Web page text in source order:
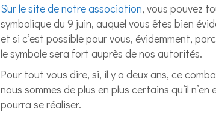
Sur le site de notre association, vous pouvez
symbolique du 9 juin, auquel vous êtes bien
et si c’est possible pour vous, évidemment,
le symbole sera fort auprès de nos autorités.
Pour tout vous dire, si, il y a deux ans, ce
nous sommes de plus en plus certains qu’il
pourra se réaliser.